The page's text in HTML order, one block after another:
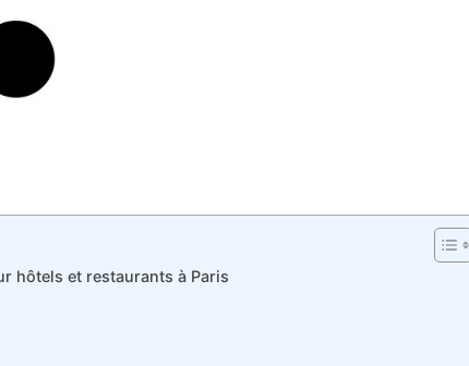
hôtels et restaurants à Paris